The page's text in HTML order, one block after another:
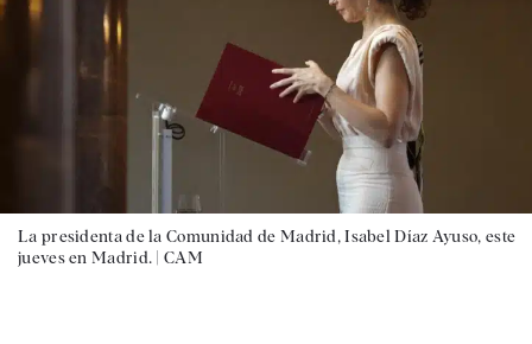
La presidenta de la Comunidad de Madrid, Isabel Díaz Ayuso, este
jueves en Madrid. |CAM